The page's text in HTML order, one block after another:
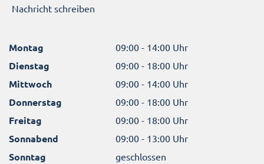
Nachricht schreiben
Montag 09:00 - 14:00 Uhr
Dienstag 09:00 - 18:00 Uhr
Mittwoch 09:00 - 14:00 Uhr
Donnerstag 09:00 - 18:00 Uhr
Freitag 09:00 - 18:00 Uhr
Sonnabend 09:00 - 13:00 Uhr
Sonntag geschlossen